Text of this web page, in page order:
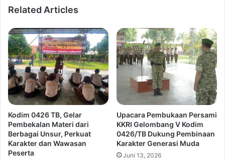
Related Articles
Kodim 0426 TB, Gelar
Pembekalan Materi dari
Berbagai Unsur, Perkuat
Karakter dan Wawasan
Peserta
Upacara Pembukaan Persami
KKRI Gelombang V Kodim
0426/TB Dukung Pembinaan
Karakter Generasi Muda
Juni 13, 2026